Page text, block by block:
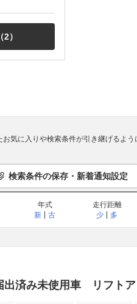
2）
気に入りや検索条件が引き継げるよう
検索条件の保存・新着通知設定
年式
新
古
走行距離
少
多
出済み未使用車 リフト